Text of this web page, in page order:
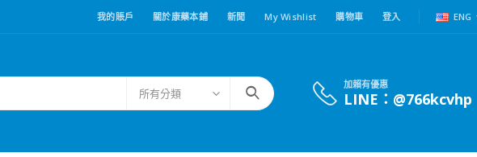
我的賬戶 關於康藥本鋪 新聞 My Wishlist 購物車 登入 ENG
所有分類
加賴有優惠
LINE：@766kcvhp